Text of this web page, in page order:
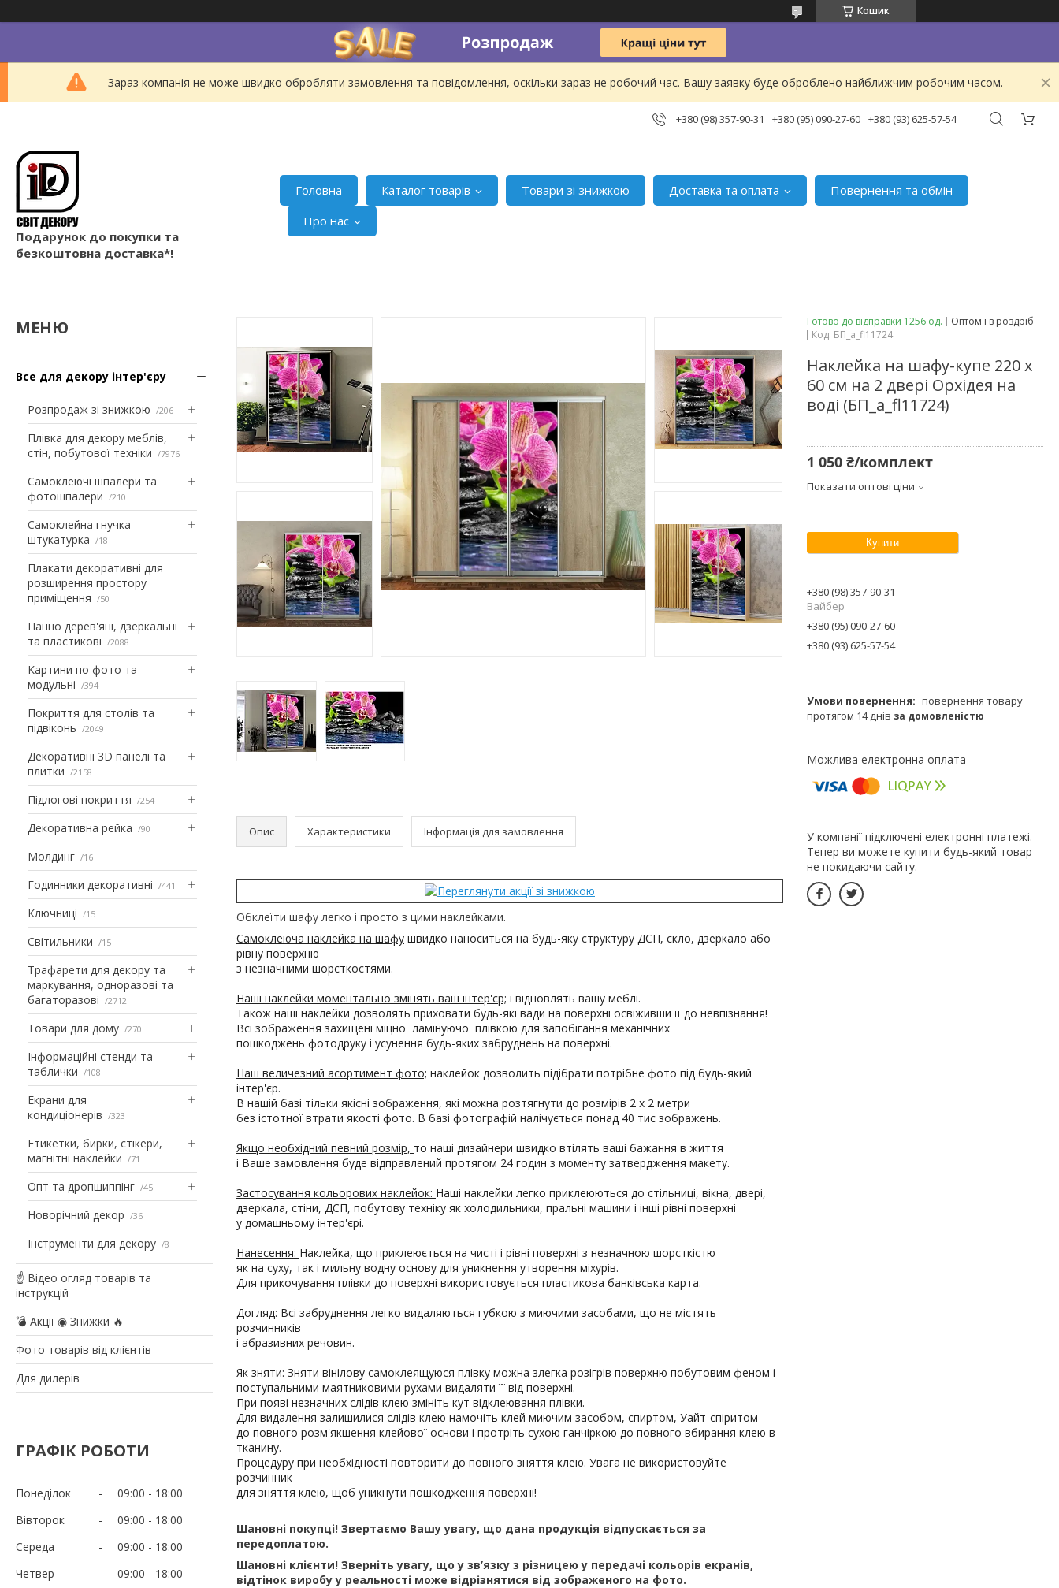
Кошик
Зараз компанія не може швидко обробляти замовлення та повідомлення, оскільки зараз не робочий час. Вашу заявку буде оброблено найближчим робочим часом.
+380 (98) 357-90-31 +380 (95) 090-27-60 +380 (93) 625-57-54
Подарунок до покупки та
безкоштовна доставка*!
Головна Каталог товарів Товари зі знижкою Доставка та оплата
Повернення та обмін
Про нас
Все для декору інтер'єру
Розпродаж зі знижкою 206
Плівка для декору меблів,
стін, побутової техніки
7976
Самоклеючі шпалери та
фотошпалери
210
Самоклейна гнучка
штукатурка
18
Плакати декоративні для
розширення простору
приміщення
50
Панно дерев'яні, дзеркальні
та пластикові
2088
Картини по фото та
модульні
394
Покриття для столів та
підвіконь
2049
Декоративні 3D панелі та
плитки
2158
Підлогові покриття 254
Декоративна рейка 90
Молдинг 16
Годинники декоративні 441
Ключниці 15
Світильники 15
Трафарети для декору та
маркування, одноразові та
багаторазові
2712
Товари для дому 270
Інформаційні стенди та
таблички
108
Екрани для
кондиціонерів
323
Етикетки, бирки, стікери,
магнітні наклейки
71
Опт та дропшиппінг 45
Новорічний декор 36
Інструменти для декору 8
☝ Відео огляд товарів та
інструкцій
💣 Акції ◉ Знижки 🔥
Фото товарів від клієнтів
Для дилерів
ГРАФІК РОБОТИ
Понеділок 09:00
18:00
Вівторок
09:00
18:00
Середа
09:00
18:00
Четвер
09:00
18:00
Опис Характеристики Інформація для замовлення
Обклеїти шафу легко і просто з цими наклейками.
Самоклеюча наклейка на шафу швидко наноситься на будь-яку структуру ДСП, скло, дзеркало або
рівну поверхню
з незначними шорсткостями.
Наші наклейки моментально змінять ваш інтер'єр; і відновлять вашу меблі.
Також наші наклейки дозволять приховати будь-які вади на поверхні освіживши її до невпізнання!
Всі зображення захищені міцної ламінуючої плівкою для запобігання механічних
пошкоджень фотодруку і усунення будь-яких забруднень на поверхні.
Наш величезний асортимент фото; наклейок дозволить підібрати потрібне фото під будь-який
інтер'єр.
В нашій базі тільки якісні зображення, які можна розтягнути до розмірів 2 х 2 метри
без істотної втрати якості фото. В базі фотографій налічується понад 40 тис зображень.
Якщо необхідний певний розмір, то наші дизайнери швидко втілять ваші бажання в життя
і Ваше замовлення буде відправлений протягом 24 годин з моменту затвердження макету.
Застосування кольорових наклейок: Наші наклейки легко приклеюються до стільниці, вікна, двері,
дзеркала, стіни, ДСП, побутову техніку як холодильники, пральні машини і інші рівні поверхні
у домашньому інтер'єрі.
Нанесення: Наклейка, що приклеюється на чисті і рівні поверхні з незначною шорсткістю
як на суху, так і мильну водну основу для уникнення утворення міхурів.
Для прикочування плівки до поверхні використовується пластикова банківська карта.
Догляд: Всі забруднення легко видаляються губкою з миючими засобами, що не містять
розчинників
і абразивних речовин.
Як зняти: Зняти вінілову самоклеящуюся плівку можна злегка розігрів поверхню побутовим феном і
поступальними маятниковими рухами видаляти її від поверхні.
При появі незначних слідів клею змініть кут відклеювання плівки.
Для видалення залишилися слідів клею намочіть клей миючим засобом, спиртом, Уайт-спіритом
до повного розм'якшення клейової основи і протріть сухою ганчіркою до повного вбирання клею в
тканину.
Процедуру при необхідності повторити до повного зняття клею. Увага не використовуйте
розчинник
для зняття клею, щоб уникнути пошкодження поверхні!
Шановні покупці! Звертаємо Вашу увагу, що дана продукція відпускається за
передоплатою.
Шановні клієнти! Зверніть увагу, що у зв’язку з різницею у передачі кольорів екранів,
відтінок виробу у реальності може відрізнятися від зображеного на фото.
Готово до відправки 1256 од.
Оптом і в роздріб
Код: БП_а_fl11724
Наклейка на шафу-купе 220 х
60 см на 2 двері Орхідея на
воді (БП_а_fl11724)
1 050 ₴/комплект
Показати оптові ціни
Купити
+380 (98) 357-90-31
Вайбер
+380 (95) 090-27-60
+380 (93) 625-57-54
повернення товару
протягом 14 днів за домовленістю
У компанії підключені електронні платежі.
Тепер ви можете купити будь-який товар
не покидаючи сайту.